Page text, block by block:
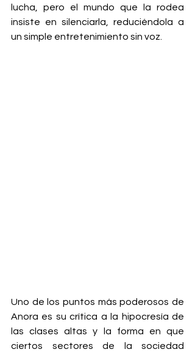
lucha, pero el mundo que la rodea
insiste en silenciarla, reduciéndola a
un simple entretenimiento sin voz.
Uno de los puntos más poderosos de
Anora es su crítica a la hipocresía de
las clases altas y la forma en que
ciertos sectores de la sociedad